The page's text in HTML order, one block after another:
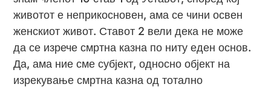
животот е неприкосновен, ама се чини освен
женскиот живот. Ставот 2 вели дека не може
да се изрече смртна казна по ниту еден основ.
Да, ама ние сме субјект, односно објект на
изрекување смртна казна од тотално